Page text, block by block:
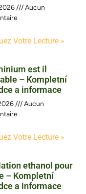
Aucun
Votre Lecture »
est il
– Kompletní
a informace
Aucun
Votre Lecture »
ethanol pour
– Kompletní
a informace